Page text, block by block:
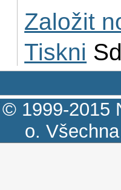
Založit
Tiskni
© 1999-2015
o.